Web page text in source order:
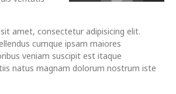
amet, consectetur adipisicing elit.
cumque ipsam maiores
veniam suscipit est itaque
natus magnam dolorum nostrum iste